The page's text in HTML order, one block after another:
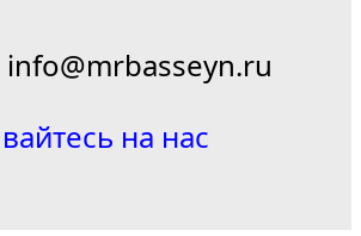
info@mrbasseyn.ru
на нас